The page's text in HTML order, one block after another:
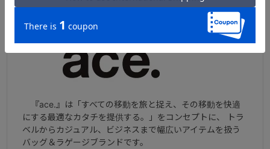
『ace.』は「すべての移動を旅と捉え、その移動を快適
にする最適なカタチを提供する。」をコンセプトに、 トラ
ベルからカジュアル、ビジネスまで幅広いアイテムを扱う
バッグ＆ラゲージブランドです。